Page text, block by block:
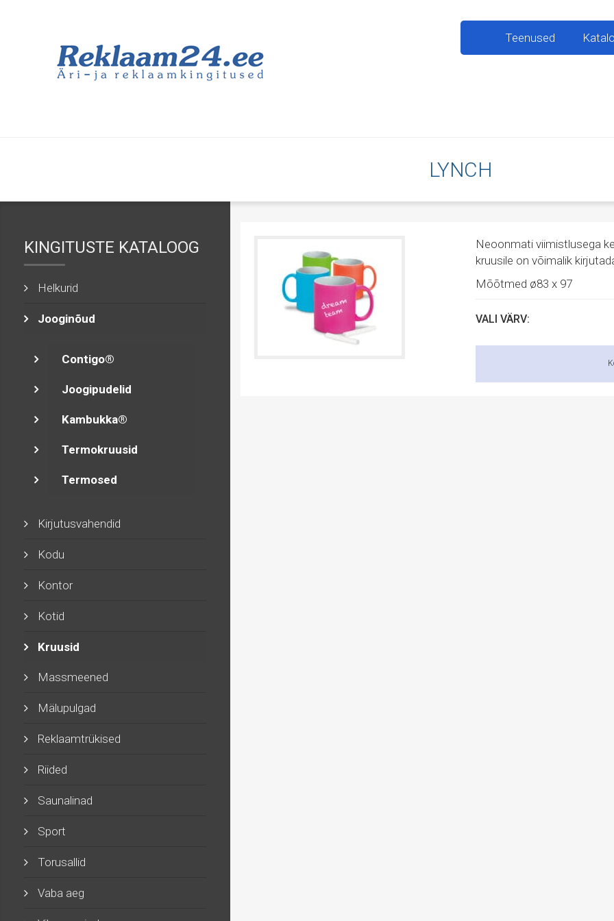
Teenused
LYNCH
KINGITUSTE KATALOOG
Helkurid
Jooginõud
Contigo®
Joogipudelid
Kambukka®
Termokruusid
Termosed
Kirjutusvahendid
Kodu
Kontor
Kotid
Kruusid
Massmeened
Mälupulgad
Reklaamtrükised
Riided
Saunalinad
Sport
Torusallid
Vaba aeg
Neoonmati viimistlusega
kruusile on võimalik
Mõõtmed ø83 x 97
VALI VÄRV: